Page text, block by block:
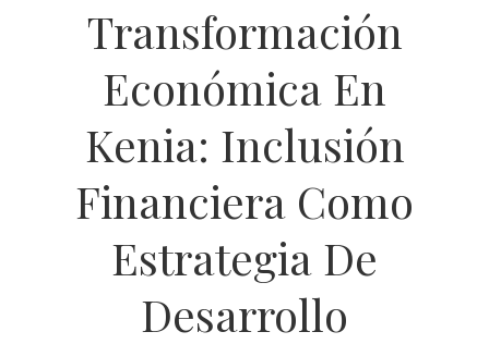
Transformación
Económica En
Kenia: Inclusión
Financiera Como
Estrategia De
Desarrollo